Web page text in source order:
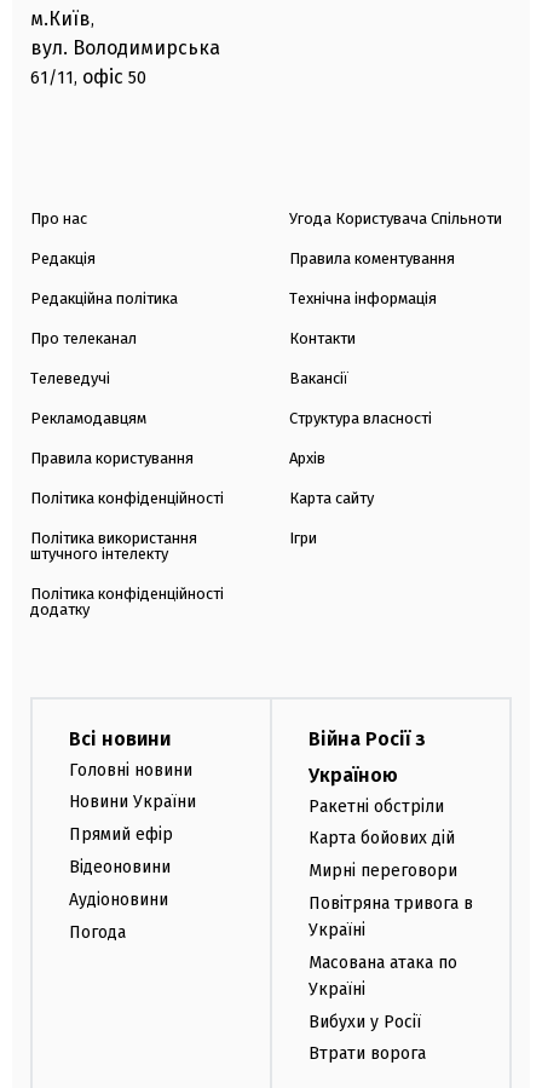
м.Київ,
вул. Володимирська
61/11, офіс 50
Про нас
Редакція
Редакційна політика
Про телеканал
Телеведучі
Рекламодавцям
Правила користування
Політика конфіденційності
Політика використання
штучного інтелекту
Політика конфіденційності
додатку
Угода Користувача Спільноти
Правила коментування
Технічна інформація
Контакти
Вакансії
Структура власності
Архів
Карта сайту
Ігри
Всі новини
Головні новини
Новини України
Прямий ефір
Відеоновини
Аудіоновини
Погода
Війна Росії з
Україною
Ракетні обстріли
Карта бойових дій
Мирні переговори
Повітряна тривога в
Україні
Масована атака по
Україні
Вибухи у Росії
Втрати ворога